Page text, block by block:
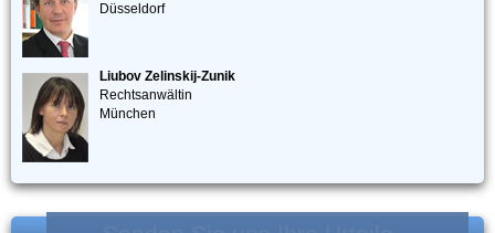
Düsseldorf
Liubov Zelinskij-Zunik
Rechtsanwältin
München